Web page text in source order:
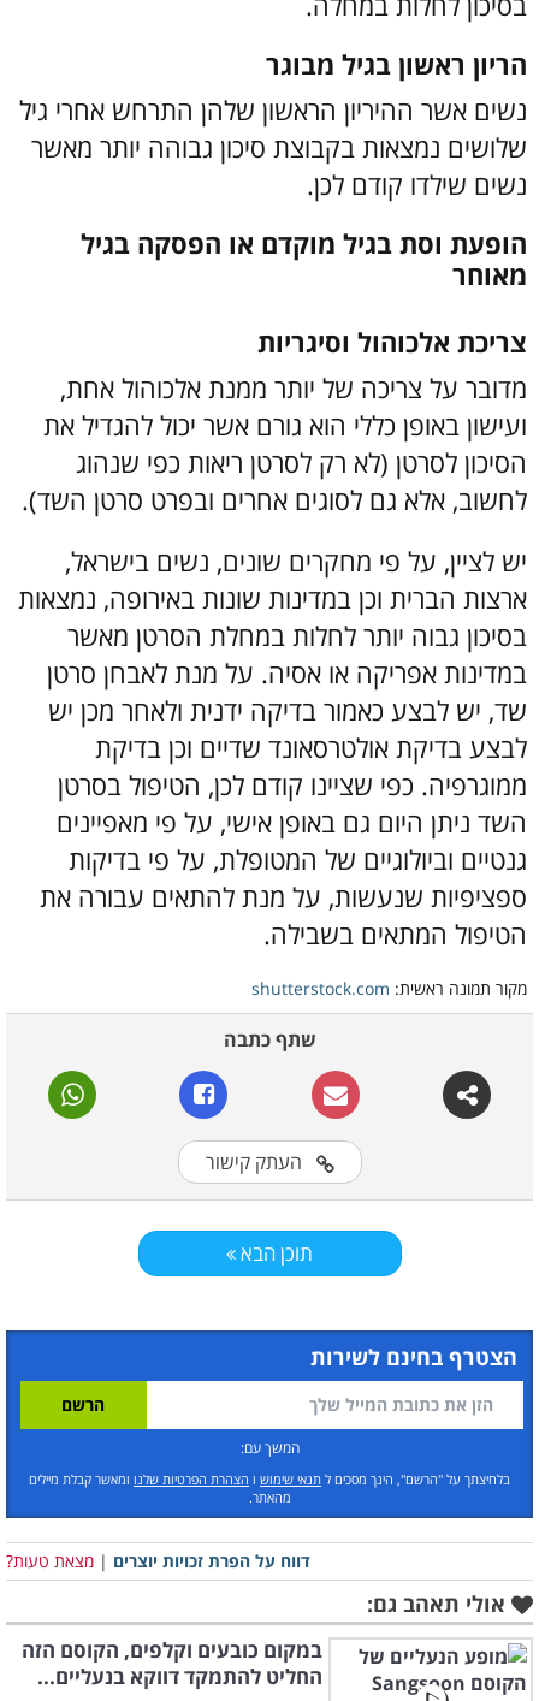
הריון ראשון בגיל מבוגר
נשים אשר ההיריון הראשון שלהן התרחש אחרי גיל
שלושים נמצאות בקבוצת סיכון גבוהה יותר מאשר
נשים שילדו קודם לכן.
הופעת וסת בגיל מוקדם או הפסקה בגיל
מאוחר
צריכת אלכוהול וסיגריות
מדובר על צריכה של יותר ממנת אלכוהול אחת,
ועישון באופן כללי הוא גורם אשר יכול להגדיל את
הסיכון לסרטן (לא רק לסרטן ריאות כפי שנהוג
לחשוב, אלא גם לסוגים אחרים ובפרט סרטן השד).
יש לציין, על פי מחקרים שונים, נשים בישראל,
ארצות הברית וכן במדינות שונות באירופה, נמצאות
בסיכון גבוה יותר לחלות במחלת הסרטן מאשר
במדינות אפריקה או אסיה. על מנת לאבחן סרטן
שד, יש לבצע כאמור בדיקה ידנית ולאחר מכן יש
לבצע בדיקת אולטרסאונד שדיים וכן בדיקת
ממוגרפיה. כפי שציינו קודם לכן, הטיפול בסרטן
השד ניתן היום גם באופן אישי, על פי מאפיינים
גנטיים וביולוגיים של המטופלת, על פי בדיקות
ספציפיות שנעשות, על מנת להתאים עבורה את
הטיפול המתאים בשבילה.
מקור תמונה ראשית: shutterstock.com
שתף כתבה
העתק קישור
תוכן הבא
הצטרף בחינם לשירות
המשך עם:
בלחיצתך על "הרשם", הינך מסכים ל תנאי שימוש ו הצהרת הפרטיות שלנו ומאשר קבלת מיילים
מהאתר.
דווח על הפרת זכויות יוצרים | מצאת טעות?
אולי תאהב גם:
במקום כובעים וקלפים, הקוסם הזה
החליט להתמקד דווקא בנעליים...